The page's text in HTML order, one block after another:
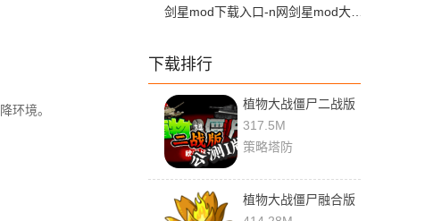
环境。
下载排行
植物大战僵尸二战版
0.2 官方版
317.5M
策略塔防
植物大战僵尸融合版